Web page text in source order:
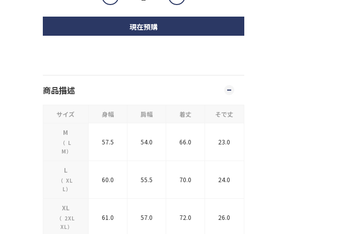
現在預購
商品描述
サイズ 身幅 肩幅 着丈 そで丈
M
（ L
M ）
57.5 54.0 66.0 23.0
L
（ XL
L）
60.0 55.5 70.0 24.0
XL
（ 2XL
XL）
61.0 57.0 72.0 26.0